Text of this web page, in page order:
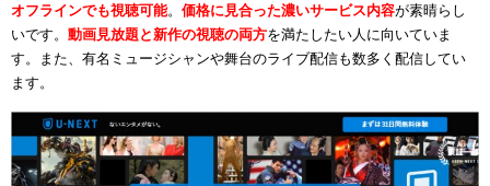
オフラインでも視聴可能。 価格に見合った濃いサービス内容が素晴らし
いです。 動画見放題と新作の視聴の両方を満たしたい人に向いていま
す。また、有名ミュージシャンや舞台のライブ配信も数多く配信してい
ます。